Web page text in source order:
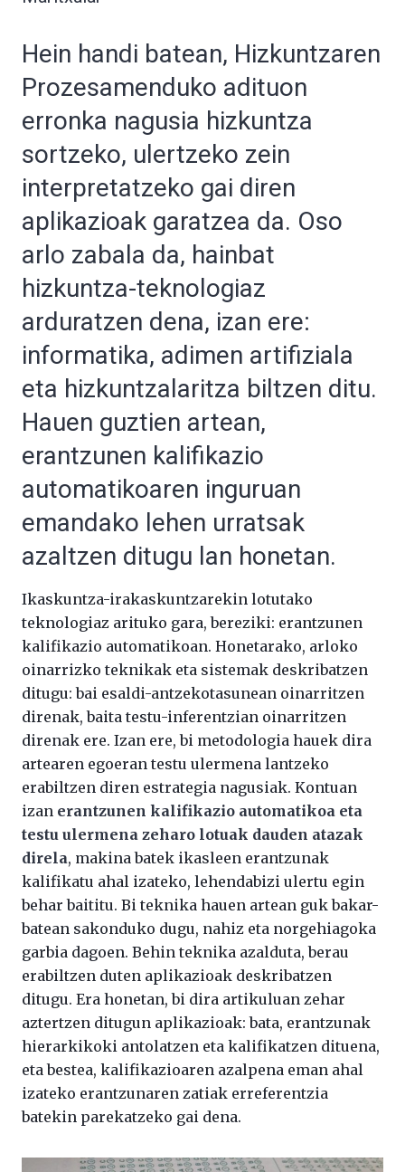
Hein handi batean, Hizkuntzaren
Prozesamenduko adituon
erronka nagusia hizkuntza
sortzeko, ulertzeko zein
interpretatzeko gai diren
aplikazioak garatzea da. Oso
arlo zabala da, hainbat
hizkuntza-teknologiaz
arduratzen dena, izan ere:
informatika, adimen artifiziala
eta hizkuntzalaritza biltzen ditu.
Hauen guztien artean,
erantzunen kalifikazio
automatikoaren inguruan
emandako lehen urratsak
azaltzen ditugu lan honetan.
Ikaskuntza-irakaskuntzarekin lotutako
teknologiaz arituko gara, bereziki: erantzunen
kalifikazio automatikoan. Honetarako, arloko
oinarrizko teknikak eta sistemak deskribatzen
ditugu: bai esaldi-antzekotasunean oinarritzen
direnak, baita testu-inferentzian oinarritzen
direnak ere. Izan ere, bi metodologia hauek dira
artearen egoeran testu ulermena lantzeko
erabiltzen diren estrategia nagusiak. Kontuan
izan erantzunen kalifikazio automatikoa eta
testu ulermena zeharo lotuak dauden atazak
direla, makina batek ikasleen erantzunak
kalifikatu ahal izateko, lehendabizi ulertu egin
behar baititu. Bi teknika hauen artean guk bakar-
batean sakonduko dugu, nahiz eta norgehiagoka
garbia dagoen. Behin teknika azalduta, berau
erabiltzen duten aplikazioak deskribatzen
ditugu. Era honetan, bi dira artikuluan zehar
aztertzen ditugun aplikazioak: bata, erantzunak
hierarkikoki antolatzen eta kalifikatzen dituena,
eta bestea, kalifikazioaren azalpena eman ahal
izateko erantzunaren zatiak erreferentzia
batekin parekatzeko gai dena.